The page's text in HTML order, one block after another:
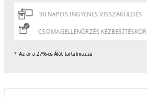
30 NAPOS INGYENES VISSZAKÜLDÉS
CSOMAGELLENŐRZÉS KÉZBESÍTÉSKOR
Az ár a 27%-os Áfát tartalmazza